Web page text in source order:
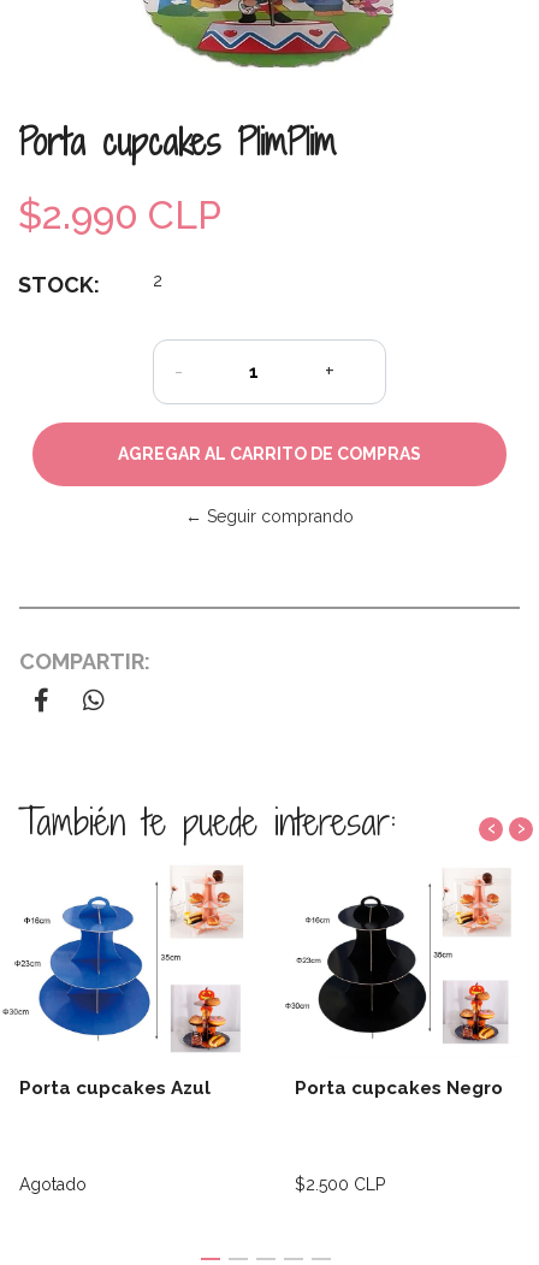
Porta cupcakes PlimPlim
$2.990 CLP
STOCK: 2
- +
← Seguir comprando
COMPARTIR:
También te puede interesar:
Porta cupcakes Azul
Agotado
Porta cupcakes Negro
$2.500 CLP
‹ ›